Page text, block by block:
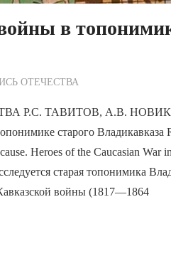
в
ОТЕЧЕСТВА
Р.С. ТАВИТОВ, А.В.
старого
Heroes of the Caucasian War
старая топонимика
войны (1817—1864